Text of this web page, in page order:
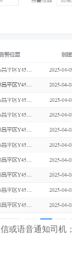
或语音通知司机；